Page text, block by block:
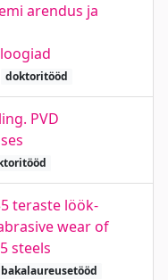
arendus ja
doktoritööd
PVD
teraste löök-
wear of
steels
bakalaureusetööd